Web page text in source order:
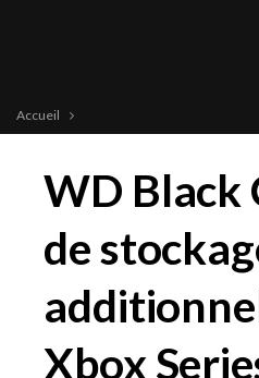
Accueil
WD Black
de
Xbox